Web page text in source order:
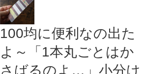
100均に便利なの出た
よ～「1本丸ごとはか
さばるのよ…」小分け